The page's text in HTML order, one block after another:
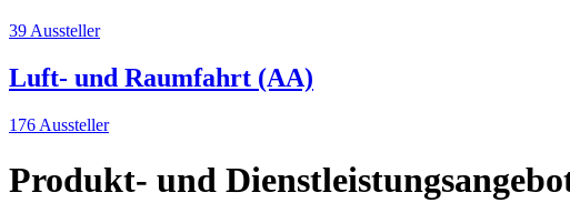
39 Aussteller
Luft- und Raumfahrt (AA)
176 Aussteller
Produkt- und